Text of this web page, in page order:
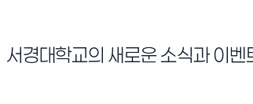
서경대학교의 새로운 소식과 이